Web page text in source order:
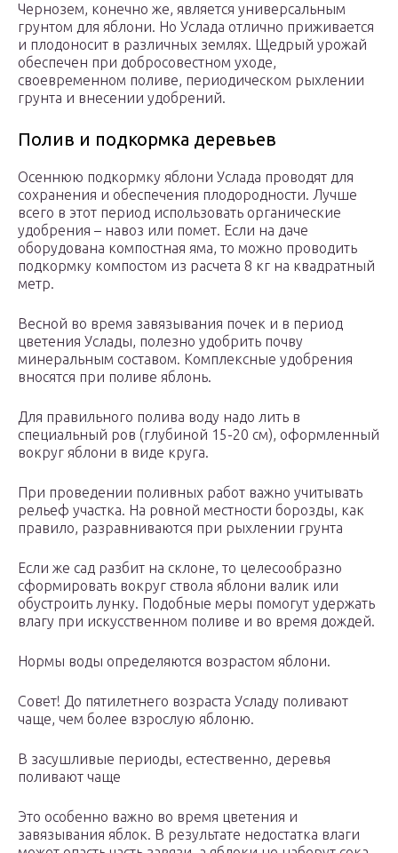
Чернозем, конечно же, является универсальным
грунтом для яблони. Но Услада отлично приживается
и плодоносит в различных землях. Щедрый урожай
обеспечен при добросовестном уходе,
своевременном поливе, периодическом рыхлении
грунта и внесении удобрений.
Полив и подкормка деревьев
Осеннюю подкормку яблони Услада проводят для
сохранения и обеспечения плодородности. Лучше
всего в этот период использовать органические
удобрения – навоз или помет. Если на даче
оборудована компостная яма, то можно проводить
подкормку компостом из расчета 8 кг на квадратный
метр.
Весной во время завязывания почек и в период
цветения Услады, полезно удобрить почву
минеральным составом. Комплексные удобрения
вносятся при поливе яблонь.
Для правильного полива воду надо лить в
специальный ров (глубиной 15-20 см), оформленный
вокруг яблони в виде круга.
При проведении поливных работ важно учитывать
рельеф участка. На ровной местности борозды, как
правило, разравниваются при рыхлении грунта
Если же сад разбит на склоне, то целесообразно
сформировать вокруг ствола яблони валик или
обустроить лунку. Подобные меры помогут удержать
влагу при искусственном поливе и во время дождей.
Нормы воды определяются возрастом яблони.
Совет! До пятилетнего возраста Усладу поливают
чаще, чем более взрослую яблоню.
В засушливые периоды, естественно, деревья
поливают чаще
Это особенно важно во время цветения и
завязывания яблок. В результате недостатка влаги